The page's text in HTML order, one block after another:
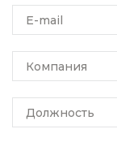
E-mail
Компания
Должность